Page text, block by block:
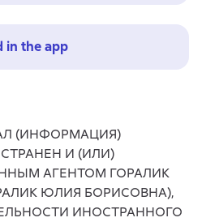
in the app
(ИНФОРМАЦИЯ)
И (ИЛИ)
АГЕНТОМ ГОРАЛИК
ЮЛИЯ БОРИСОВНА),
ИНОСТРАННОГО